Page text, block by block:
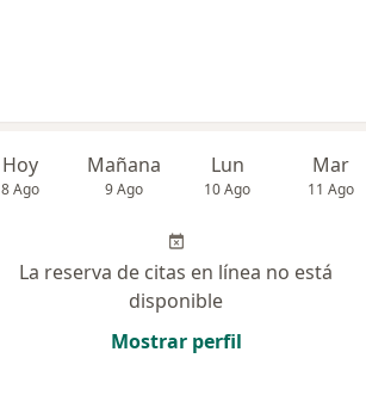
Hoy
8 Ago
Mañana
9 Ago
Lun
10 Ago
Mar
11 Ago
La reserva de citas en línea no está
disponible
Mostrar perfil